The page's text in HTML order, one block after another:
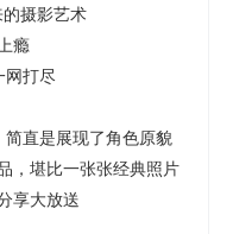
摄影艺术
瘾
网打尽
直是展现了角色原貌
，堪比一张张经典照片
享大放送